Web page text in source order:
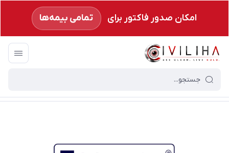
امکان صدور فاکتور برای تمامی بیمه‌ها